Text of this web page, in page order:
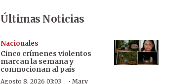
Últimas Noticias
Nacionales
Cinco crímenes violentos
marcan la semana y
conmocionan al país
Agosto 8, 2026 03:03
Mary